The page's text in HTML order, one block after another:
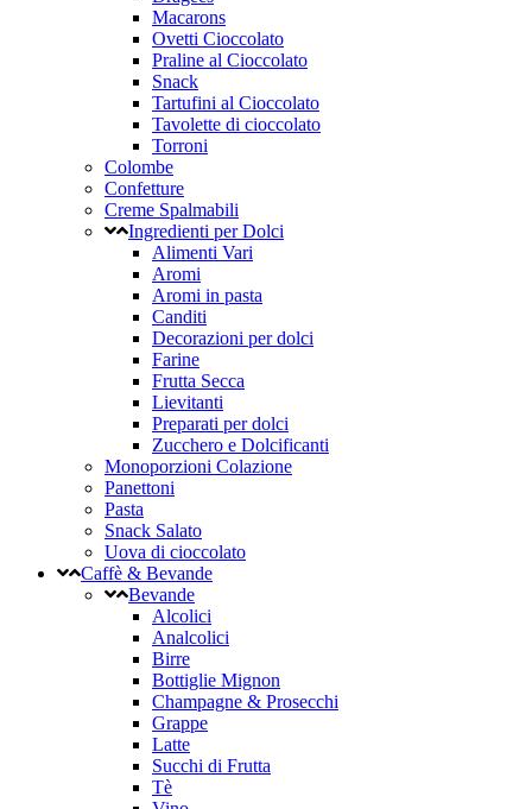
Macarons
Ovetti Cioccolato
Praline al Cioccolato
Snack
Tartufini al Cioccolato
Tavolette di cioccolato
Torroni
Colombe
Confetture
Creme Spalmabili
Ingredienti per Dolci
Alimenti Vari
Aromi
Aromi in pasta
Canditi
Decorazioni per dolci
Farine
Frutta Secca
Lievitanti
Preparati per dolci
Zucchero e Dolcificanti
Monoporzioni Colazione
Panettoni
Pasta
Snack Salato
Uova di cioccolato
Caffè & Bevande
Bevande
Alcolici
Analcolici
Birre
Bottiglie Mignon
Champagne & Prosecchi
Grappe
Latte
Succhi di Frutta
Tè